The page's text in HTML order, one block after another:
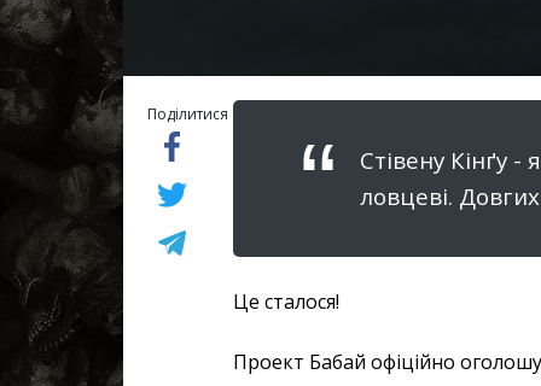
Поділитися
Стівену Кінґу
ловцеві.
Це сталося!
Проект Бабай офіційно